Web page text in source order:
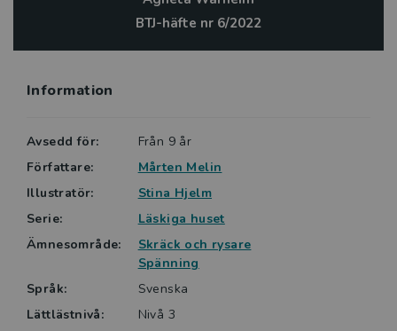
Ahnland, BTJ, om Läskiga huset – Taket
BTJ-häfte nr 6/2022
Information
Avsedd för:
Från 9 år
Författare:
Mårten Melin
Illustratör:
Stina Hjelm
Serie:
Läskiga huset
Ämnesområde:
Skräck och rysare
Spänning
Språk:
Svenska
Lättlästnivå:
Nivå 3